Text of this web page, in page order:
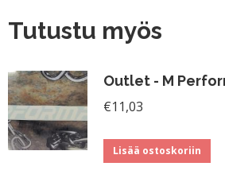
Tutustu myös
Outlet - M
€11,03
Lisää ostoskoriin